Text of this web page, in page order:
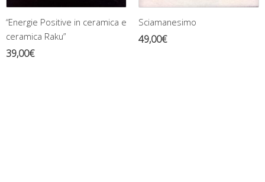
“Energie Positive in ceramica e
ceramica Raku”
39,00€
Sciamanesimo
49,00€